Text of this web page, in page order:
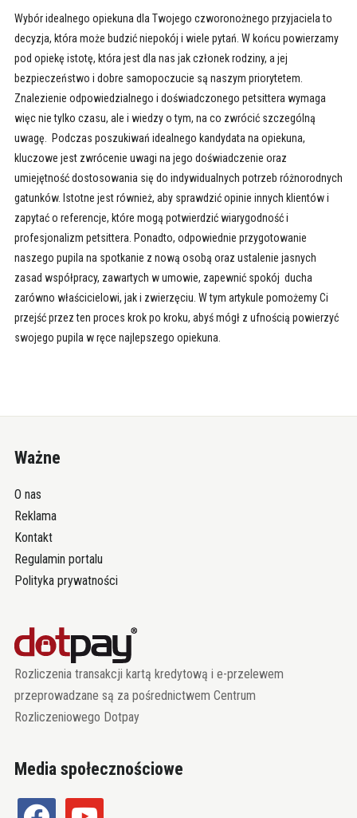
Wybór idealnego opiekuna dla Twojego czworonożnego przyjaciela to
decyzja, która może budzić niepokój i wiele pytań. W końcu powierzamy
pod opiekę istotę, która jest dla nas jak członek rodziny, a jej
bezpieczeństwo i dobre samopoczucie są naszym priorytetem.
Znalezienie odpowiedzialnego i doświadczonego petsittera wymaga
więc nie tylko czasu, ale i wiedzy o tym, na co zwrócić szczególną
uwagę. Podczas poszukiwań idealnego kandydata na opiekuna,
kluczowe jest zwrócenie uwagi na jego doświadczenie oraz
umiejętność dostosowania się do indywidualnych potrzeb różnorodnych
gatunków. Istotne jest również, aby sprawdzić opinie innych klientów i
zapytać o referencje, które mogą potwierdzić wiarygodność i
profesjonalizm petsittera. Ponadto, odpowiednie przygotowanie
naszego pupila na spotkanie z nową osobą oraz ustalenie jasnych
zasad współpracy, zawartych w umowie, zapewnić spokój ducha
zarówno właścicielowi, jak i zwierzęciu. W tym artykule pomożemy Ci
przejść przez ten proces krok po kroku, abyś mógł z ufnością powierzyć
swojego pupila w ręce najlepszego opiekuna.
Ważne
O nas
Reklama
Kontakt
Regulamin portalu
Polityka prywatności
Rozliczenia transakcji kartą kredytową i e-przelewem
przeprowadzane są za pośrednictwem Centrum
Rozliczeniowego Dotpay
Media społecznościowe
facebook youtube